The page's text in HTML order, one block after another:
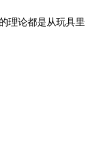
理论都是从玩具